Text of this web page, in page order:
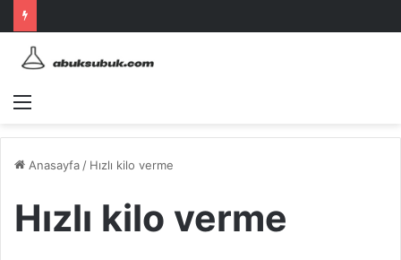
Menü
Anasayfa / Hızlı kilo verme
Hızlı kilo verme